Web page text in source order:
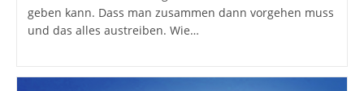
geben kann. Dass man zusammen dann vorgehen muss
und das alles austreiben. Wie…